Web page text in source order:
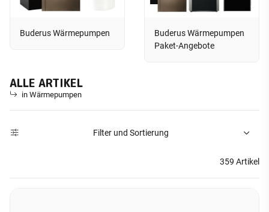
Buderus Wärmepumpen
Buderus Wärmepumpen
Paket-Angebote
ALLE ARTIKEL
in Wärmepumpen
Filter und Sortierung
359 Artikel